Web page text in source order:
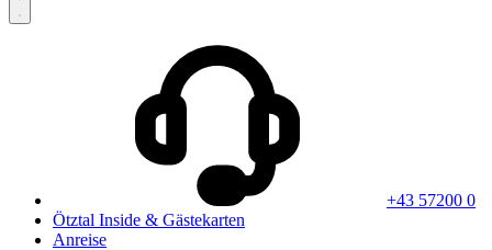
+43 57200 0
Ötztal Inside & Gästekarten
Anreise